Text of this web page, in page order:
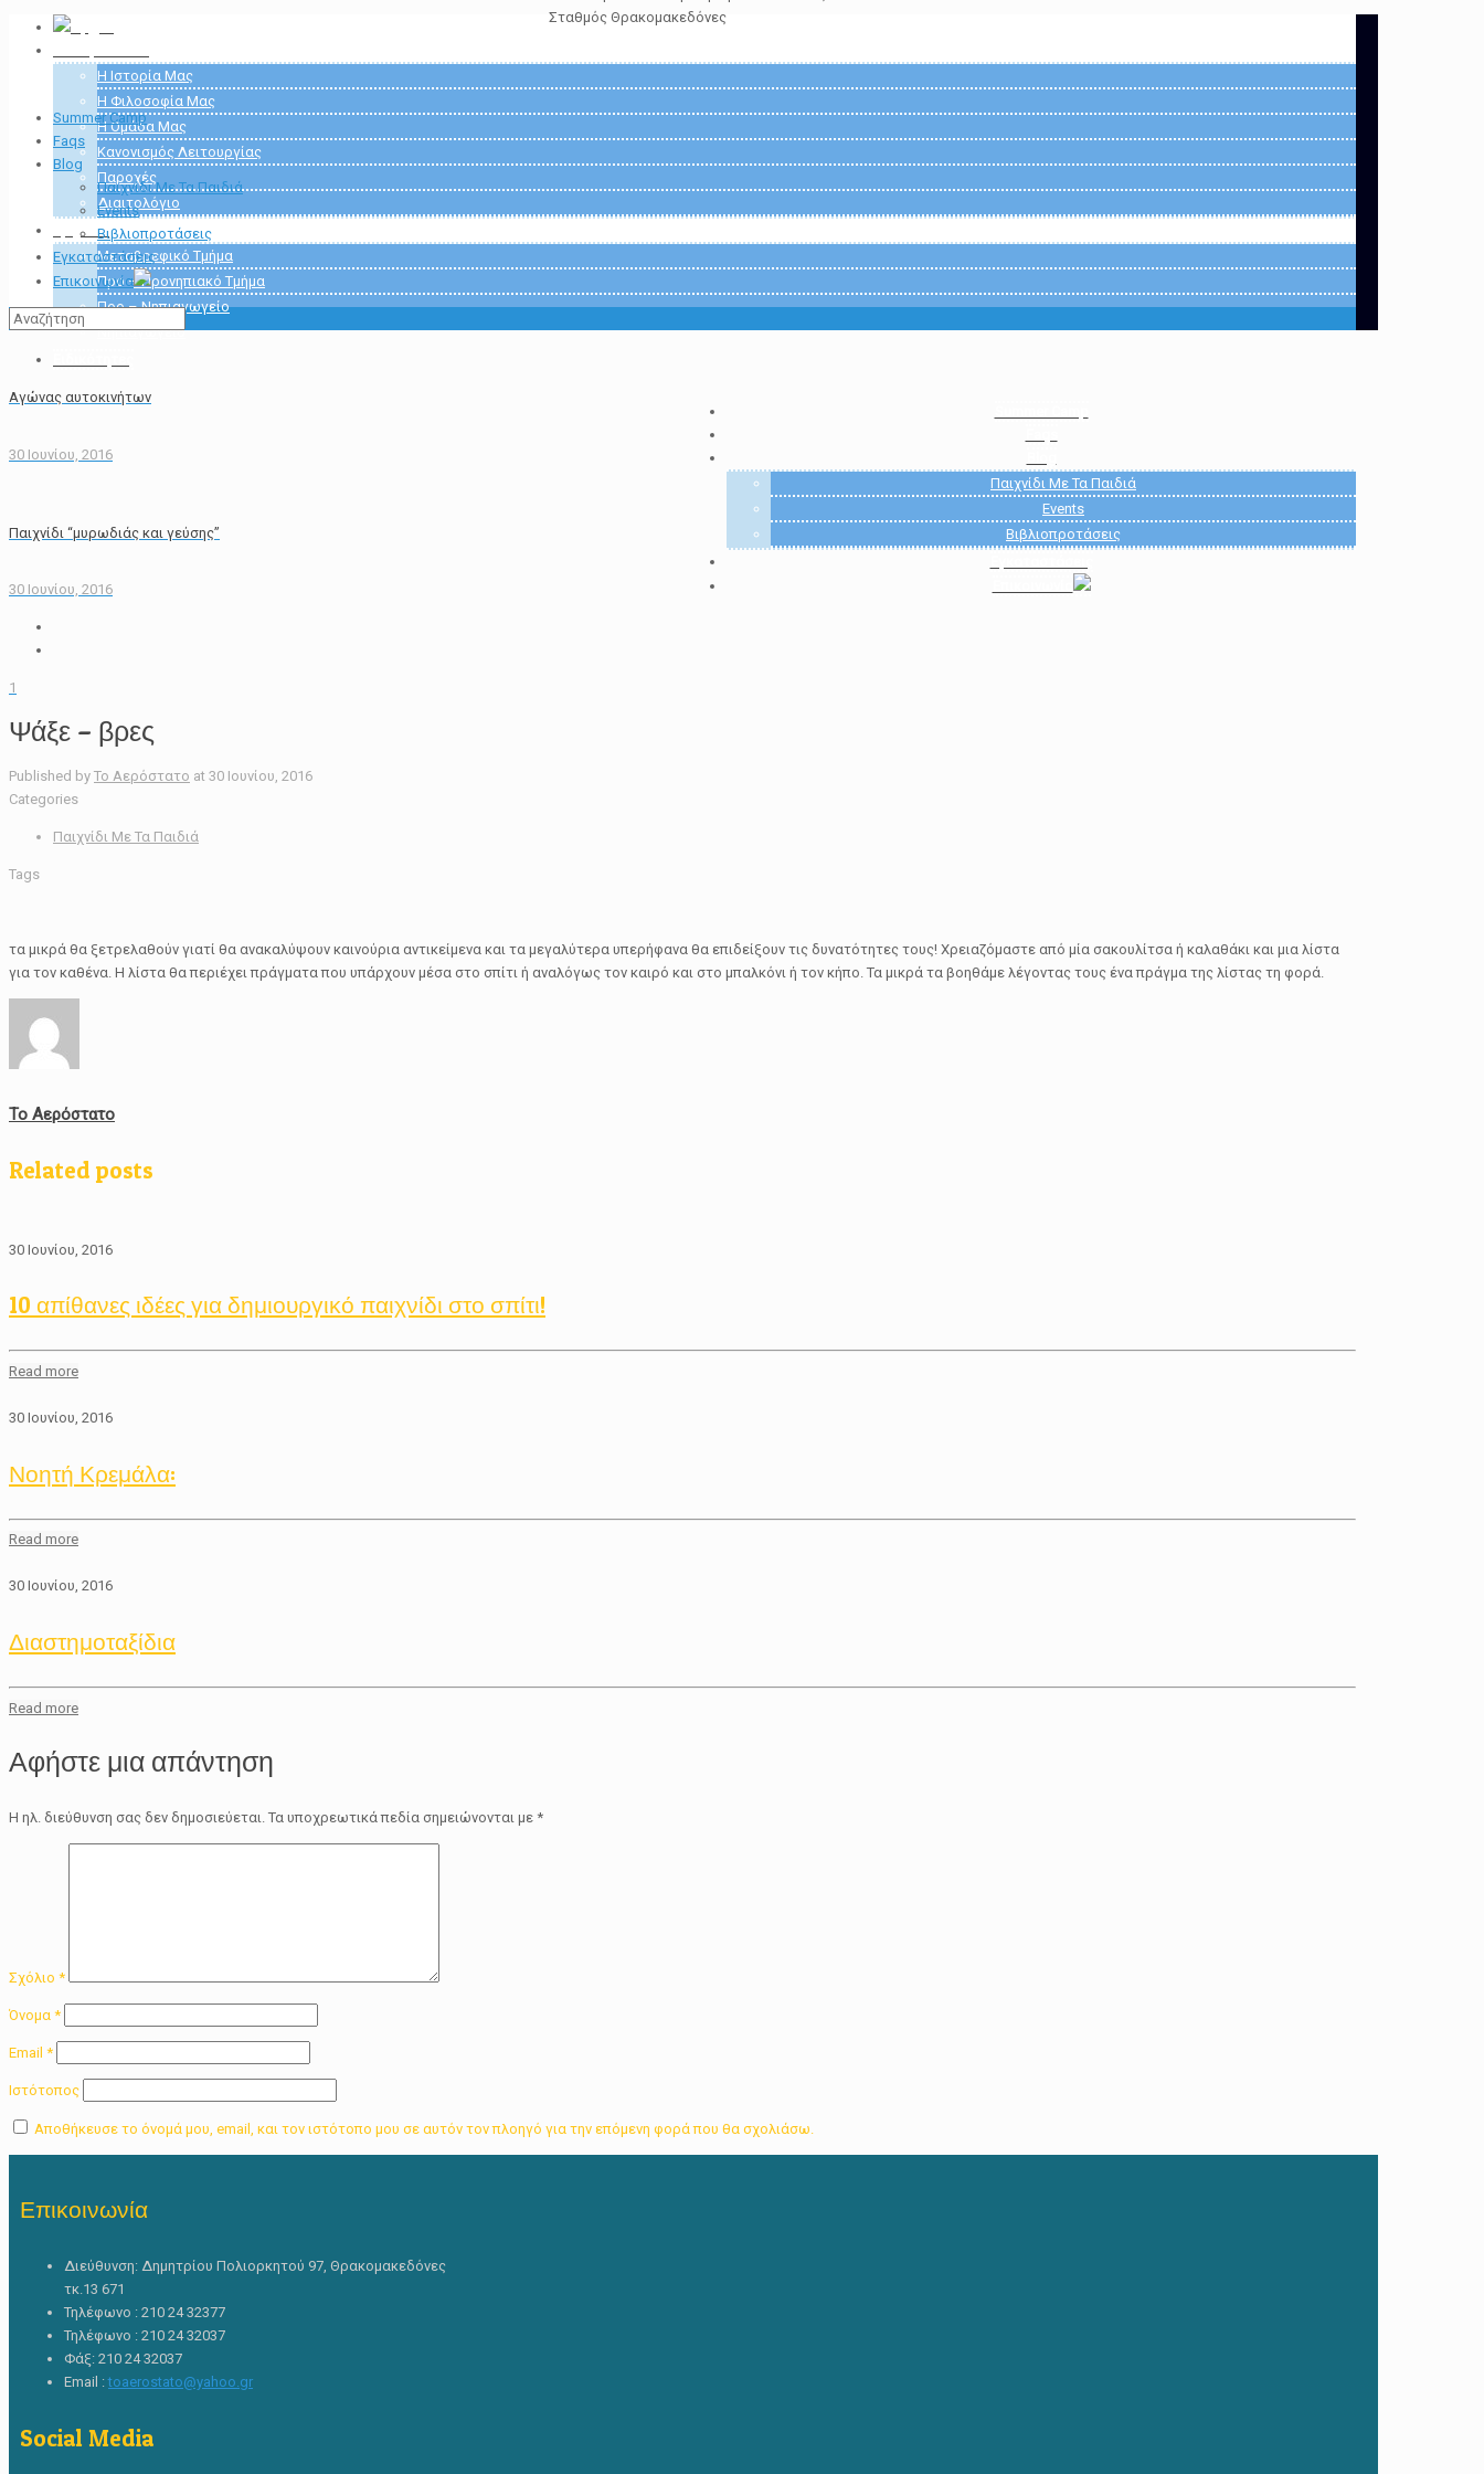
Η Ιστορία Μας
Η Φιλοσοφία Μας
Η Ομάδα Μας
Κανονισμός Λειτουργίας
Παροχές
Διαιτολόγιο
Τμήματα
Μεταβρεφικό Τμήμα
Προ – Προνηπιακό Τμήμα
Προ – Νηπιαγωγείο
Νηπιαγωγείο
Παιχνίδι Με Τα Παιδιά
Events
Βιβλιοπροτάσεις
Summer Camp
Faqs
Blog
Παιχνίδι Με Τα Παιδιά
Events
Βιβλιοπροτάσεις
Εγκαταστάσεις
Επικοινωνία
Αγώνας αυτοκινήτων
30 Ιουνίου, 2016
Παιχνίδι “μυρωδιάς και γεύσης”
30 Ιουνίου, 2016
1
Ψάξε – βρες
Published by Το Αερόστατο at 30 Ιουνίου, 2016
Categories
Παιχνίδι Με Τα Παιδιά
Tags
τα μικρά θα ξετρελαθούν γιατί θα ανακαλύψουν καινούρια αντικείμενα και τα μεγαλύτερα υπερήφανα θα επιδείξουν τις δυνατότητες τους! Χρειαζόμαστε από μία σακουλίτσα ή καλαθάκι και μια λίστα
για τον καθένα. Η λίστα θα περιέχει πράγματα που υπάρχουν μέσα στο σπίτι ή αναλόγως τον καιρό και στο μπαλκόνι ή τον κήπο. Τα μικρά τα βοηθάμε λέγοντας τους ένα πράγμα της λίστας τη φορά.
Το Αερόστατο
Related posts
30 Ιουνίου, 2016
10 απίθανες ιδέες για δημιουργικό παιχνίδι στο σπίτι!
Read more
30 Ιουνίου, 2016
Νοητή Κρεμάλα:
Read more
30 Ιουνίου, 2016
Διαστημοταξίδια
Read more
Αφήστε μια απάντηση
Η ηλ. διεύθυνση σας δεν δημοσιεύεται. Τα υποχρεωτικά πεδία σημειώνονται με *
Σχόλιο *
Όνομα *
Email *
Ιστότοπος
Αποθήκευσε το όνομά μου, email, και τον ιστότοπο μου σε αυτόν τον πλοηγό για την επόμενη φορά που θα σχολιάσω.
Επικοινωνία
Διεύθυνση: Δημητρίου Πολιορκητού 97, Θρακομακεδόνες
τκ.13 671
Τηλέφωνο : 210 24 32377
Τηλέφωνο : 210 24 32037
Φάξ: 210 24 32037
Email :toaerostato@yahoo.gr
Social Media